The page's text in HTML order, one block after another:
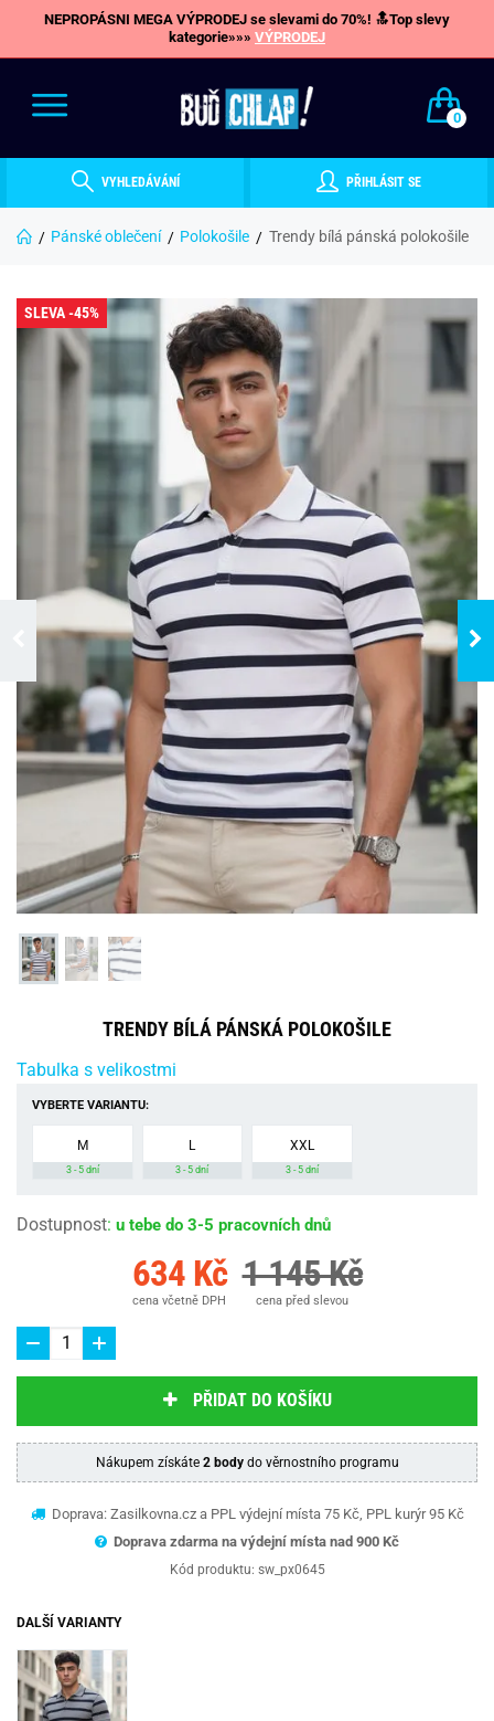
NEPROPÁSNI MEGA VÝPRODEJ se slevami do 70%! 🔝Top slevy
kategorie»»» VÝPRODEJ
0
VYHLEDÁVÁNÍ PŘIHLÁSIT SE
Pánské oblečení Polokošile Trendy bílá pánská polokošile
SLEVA -45%
TRENDY BÍLÁ PÁNSKÁ POLOKOŠILE
Tabulka s velikostmi
VYBERTE VARIANTU:
M
3 - 5 dní
L
3 - 5 dní
XXL
3 - 5 dní
Dostupnost: u tebe do 3-5 pracovních dnů
634 Kč
cena včetně DPH
1 145 Kč
cena před slevou
PŘIDAT DO KOŠÍKU
Nákupem získáte 2 bodydo věrnostního programu
Doprava: Zasilkovna.cz a PPL výdejní místa 75 Kč, PPL kurýr 95 Kč
Doprava zdarma na výdejní místa nad 900 Kč
Kód produktu: sw_px0645
DALŠÍ VARIANTY